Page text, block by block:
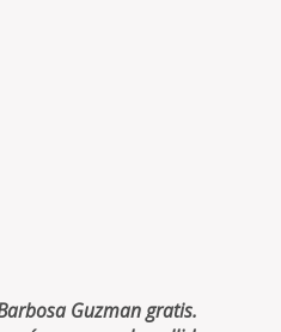
Guzman gratis.